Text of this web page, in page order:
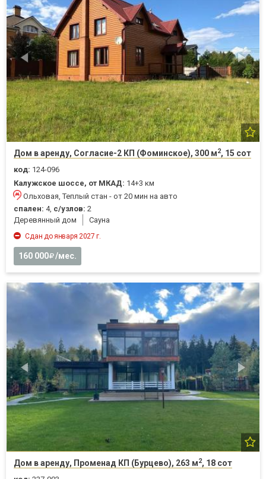
Дом в аренду, Согласие-2 КП (Фоминское), 300 м2, 15 сот
код: 124-096
Калужское шоссе, от МКАД: 14+3 км
Ольховая, Теплый стан - от 20 мин на авто
спален: 4, с/узлов: 2
Деревянный дом
Cауна
Сдан до января 2027 г.
160 000 /мес.
Дом в аренду, Променад КП (Бурцево), 263 м2, 18 сот